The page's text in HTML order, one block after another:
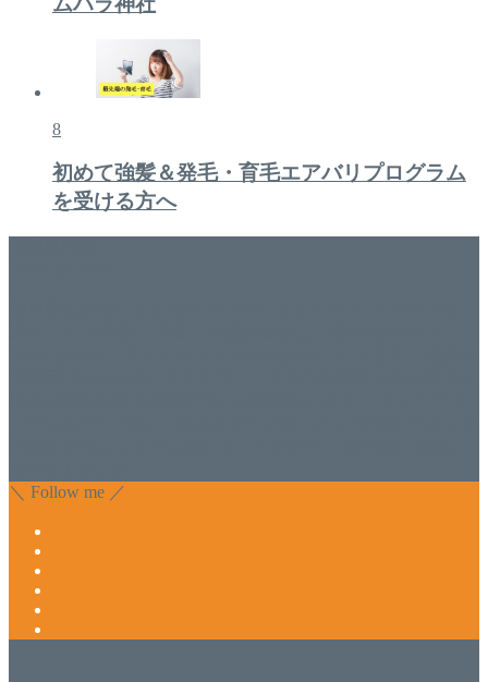
8
初めて強髪＆発毛・育毛エアバリプログラム
を受ける方へ
＼ Follow me ／